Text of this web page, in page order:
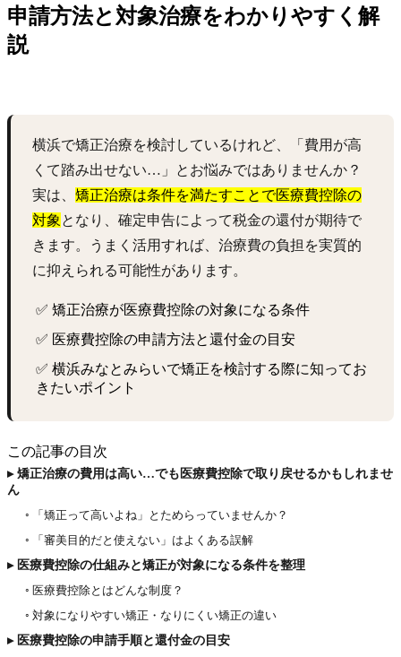
申請方法と対象治療をわかりやすく解
説
横浜で矯正治療を検討しているけれど、「費用が高
くて踏み出せない…」とお悩みではありませんか？
実は、 矯正治療は条件を満たすことで医療費控除の
対象 となり、確定申告によって税金の還付が期待で
きます。うまく活用すれば、治療費の負担を実質的
に抑えられる可能性があります。
✅ 矯正治療が医療費控除の対象になる条件
✅ 医療費控除の申請方法と還付金の目安
✅ 横浜みなとみらいで矯正を検討する際に知ってお
きたいポイント
この記事の目次
▸ 矯正治療の費用は高い…でも医療費控除で取り戻せるかもしれませ
ん
◦ 「矯正って高いよね」とためらっていませんか？
◦ 「審美目的だと使えない」はよくある誤解
▸ 医療費控除の仕組みと矯正が対象になる条件を整理
◦ 医療費控除とはどんな制度？
◦ 対象になりやすい矯正・なりにくい矯正の違い
▸ 医療費控除の申請手順と還付金の目安